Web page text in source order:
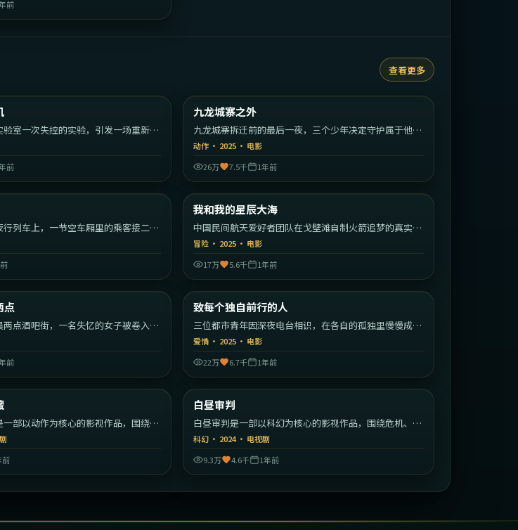
前
查看更多
验室一次失控的实验，引发一场重新定
前
最新
1:36:26
九龙城寨之外
九龙城寨拆迁前的最后一夜，三个少年决定守护属于他们
的江湖。
动作 · 2025 · 电影
26万
7.5千 1年前
列车上，一节空车厢里的乘客接二连
最新
我和我的星辰大海
中国民间航天爱好者团队在戈壁滩自制火箭追梦的真实改
编故事。
冒险 · 2025 · 电影
17万
5.6千 1年前
点
点酒吧街，一名失忆的女子被卷入帮
前
最新
致每个独自前行的人
三位都市青年因深夜电台相识，在各自的孤独里慢慢成为
彼此的灯塔。
爱情 · 2025 · 电影
22万
6.7千 1年前
部以动作为核心的影视作品，围绕危
展开，整体节奏紧凑，值得推荐观
前
最新
白昼审判
白昼审判是一部以科幻为核心的影视作品，围绕危机、反
转与人物成长展开，整体节奏紧凑，值得推荐观看。
科幻 · 2024· 电视剧
9.3万
4.6千 1年前